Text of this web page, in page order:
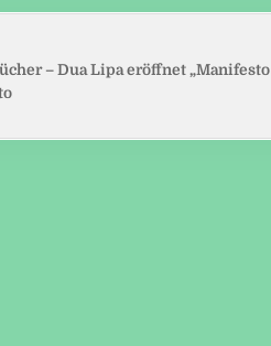
– Dua Lipa eröffnet „Manifesto